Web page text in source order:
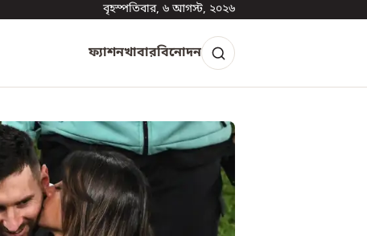
বৃহস্পতিবার, ৬ আগস্ট, ২০২৬
ফ্যাশনখাবারবিনোদন